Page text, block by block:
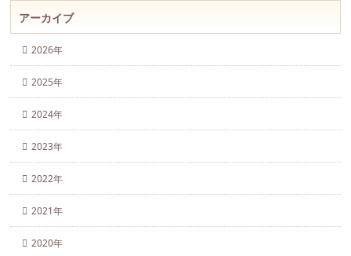
アーカイブ
2026年
2025年
2024年
2023年
2022年
2021年
2020年